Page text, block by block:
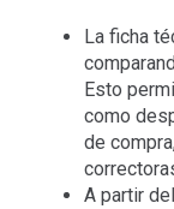
La ficha
Esto
como
de
A partir